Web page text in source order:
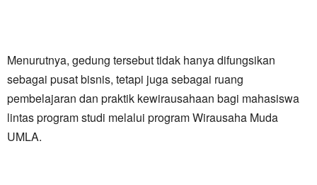
Menurutnya, gedung tersebut tidak hanya difungsikan
sebagai pusat bisnis, tetapi juga sebagai ruang
pembelajaran dan praktik kewirausahaan bagi mahasiswa
lintas program studi melalui program Wirausaha Muda
UMLA.